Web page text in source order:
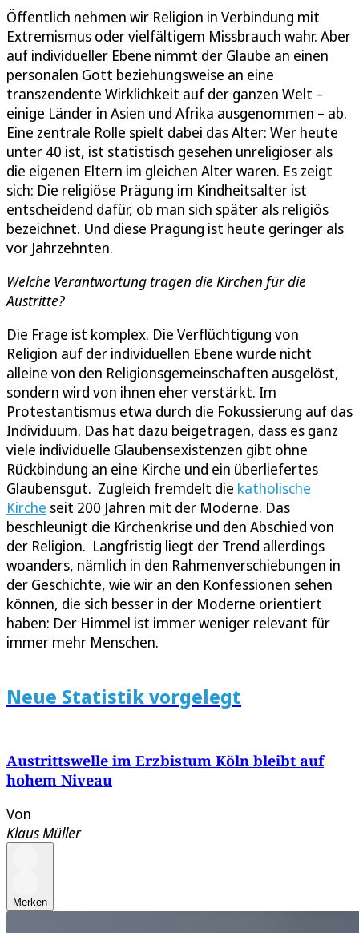
Öffentlich nehmen wir Religion in Verbindung mit
Extremismus oder vielfältigem Missbrauch wahr. Aber
auf individueller Ebene nimmt der Glaube an einen
personalen Gott beziehungsweise an eine
transzendente Wirklichkeit auf der ganzen Welt –
einige Länder in Asien und Afrika ausgenommen – ab.
Eine zentrale Rolle spielt dabei das Alter: Wer heute
unter 40 ist, ist statistisch gesehen unreligiöser als
die eigenen Eltern im gleichen Alter waren. Es zeigt
sich: Die religiöse Prägung im Kindheitsalter ist
entscheidend dafür, ob man sich später als religiös
bezeichnet. Und diese Prägung ist heute geringer als
vor Jahrzehnten.
Welche Verantwortung tragen die Kirchen für die
Austritte?
Die Frage ist komplex. Die Verflüchtigung von
Religion auf der individuellen Ebene wurde nicht
alleine von den Religionsgemeinschaften ausgelöst,
sondern wird von ihnen eher verstärkt. Im
Protestantismus etwa durch die Fokussierung auf das
Individuum. Das hat dazu beigetragen, dass es ganz
viele individuelle Glaubensexistenzen gibt ohne
Rückbindung an eine Kirche und ein überliefertes
Glaubensgut. Zugleich fremdelt die katholische
Kirche seit 200 Jahren mit der Moderne. Das
beschleunigt die Kirchenkrise und den Abschied von
der Religion. Langfristig liegt der Trend allerdings
woanders, nämlich in den Rahmenverschiebungen in
der Geschichte, wie wir an den Konfessionen sehen
können, die sich besser in der Moderne orientiert
haben: Der Himmel ist immer weniger relevant für
immer mehr Menschen.
Neue Statistik vorgelegt
Austrittswelle im Erzbistum Köln bleibt auf
hohem Niveau
Von
Klaus Müller
Merken